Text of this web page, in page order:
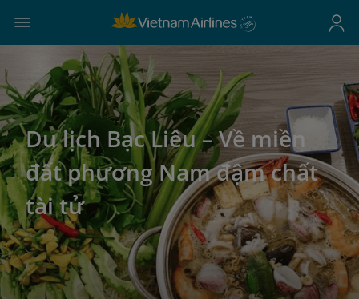
Du lịch Bạc Liêu – Về miền
đất phương Nam đậm chất
tài tử